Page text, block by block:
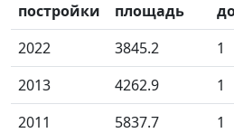
постройки
площадь
2022
3845.2 1
2013
4262.9 1
2011
5837.7 1